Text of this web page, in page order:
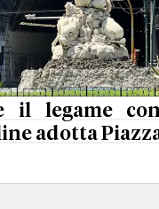
il legame
adotta